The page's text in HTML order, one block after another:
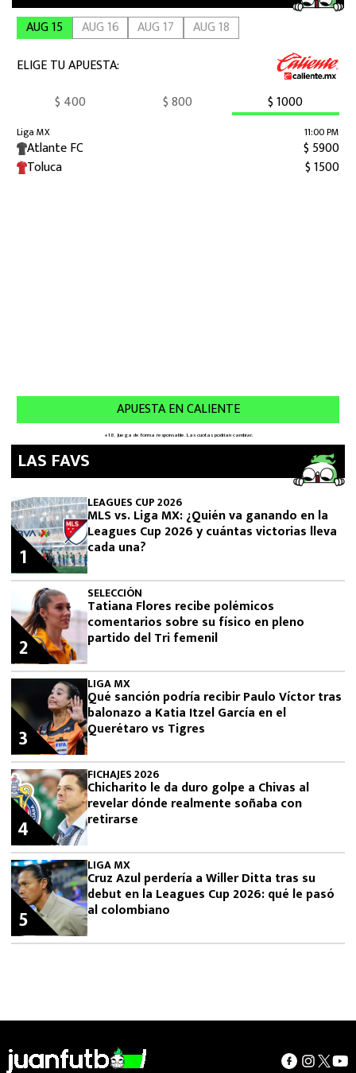
LAS FAVS
LEAGUES CUP 2026
MLS vs. Liga MX: ¿Quién va ganando en la
Leagues Cup 2026 y cuántas victorias lleva
cada una?
1
SELECCIÓN
Tatiana Flores recibe polémicos
comentarios sobre su físico en pleno
partido del Tri femenil
2
LIGA MX
Qué sanción podría recibir Paulo Víctor tras
balonazo a Katia Itzel García en el
Querétaro vs Tigres
3
FICHAJES 2026
Chicharito le da duro golpe a Chivas al
revelar dónde realmente soñaba con
retirarse
4
LIGA MX
Cruz Azul perdería a Willer Ditta tras su
debut en la Leagues Cup 2026: qué le pasó
al colombiano
5